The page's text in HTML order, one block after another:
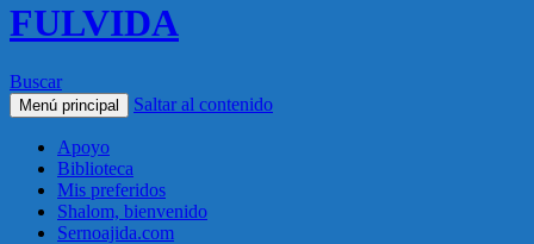
FULVIDA
Buscar
Menú principal Saltar al contenido
Apoyo
Biblioteca
Mis preferidos
Shalom, bienvenido
Sernoajida.com